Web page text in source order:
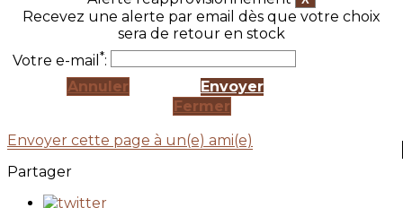
Recevez une alerte par email dès que votre choix
sera de retour en stock
Votre e-mail *:
Annuler
Envoyer
Fermer
Envoyer cette page à un(e) ami(e)
Partager